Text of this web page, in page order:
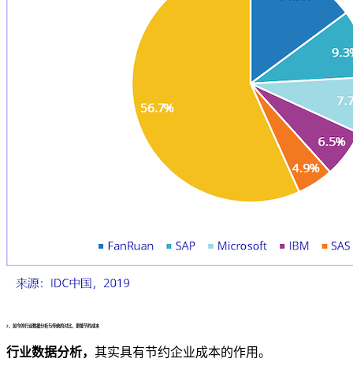
2、 如今的行业数据分析与传统的对比，更能节约成本
行业数据分析， 其实具有节约企业成本的作用。